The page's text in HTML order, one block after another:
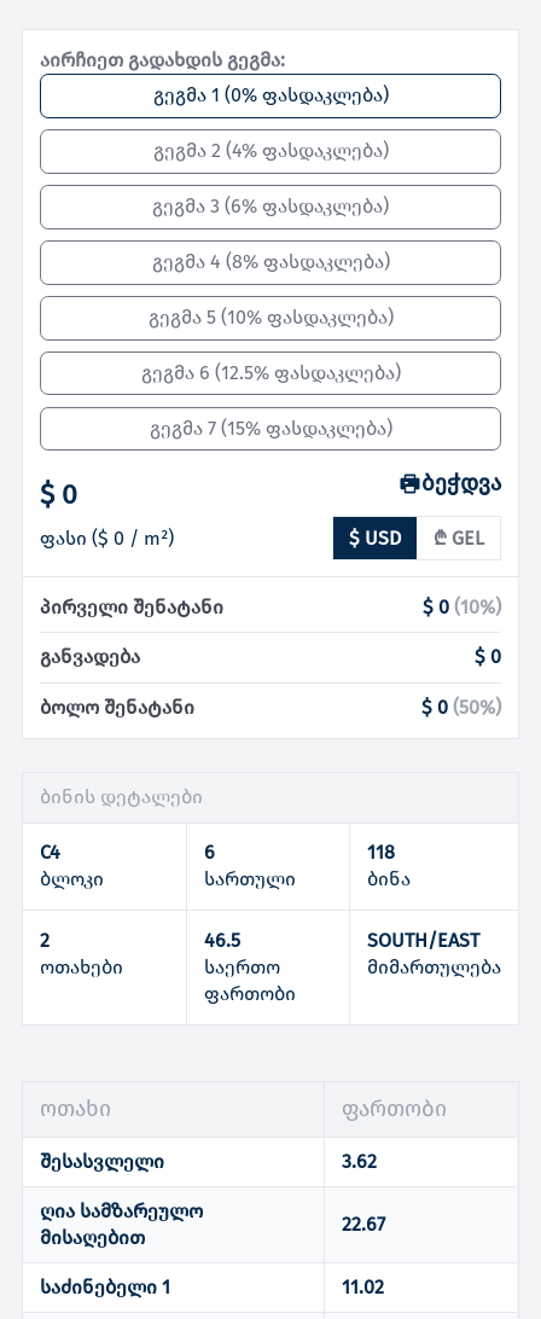
აირჩიეთ გადახდის გეგმა:
გეგმა 1 (0% ფასდაკლება)
გეგმა 2 (4% ფასდაკლება)
გეგმა 3 (6% ფასდაკლება)
გეგმა 4 (8% ფასდაკლება)
გეგმა 5 (10% ფასდაკლება)
გეგმა 6 (12.5% ფასდაკლება)
გეგმა 7 (15% ფასდაკლება)
$ 0
ფასი ($ 0 / m²)
ბეჭდვა
$ USD ₾ GEL
პირველი შენატანი $ 0 (10%)
განვადება $ 0
ბოლო შენატანი $ 0 (50%)
ბინის დეტალები
C4
ბლოკი
6
სართული
118
ბინა
2
ოთახები
46.5
საერთო
ფართობი
SOUTH/EAST
მიმართულება
ოთახი ფართობი
შესასვლელი 3.62
ღია სამზარეულო
მისაღებით
22.67
საძინებელი 1 11.02